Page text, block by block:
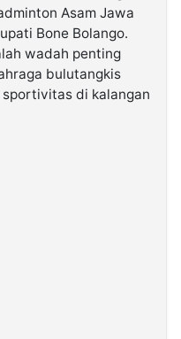
Asam Jawa
Bone Bolango.
wadah penting
bulutangkis
di kalangan